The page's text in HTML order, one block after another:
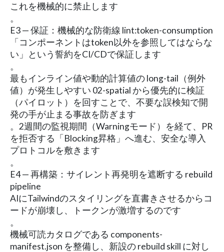
これを機械的に禁止します
。
E3 — 保証：機械的な防衛線 lint:token-consumption
「コンポーネントはtoken以外を参照してはならな
い」という誓約をCI/CDで保証します
。
最もインライン値や動的計算値の long-tail（例外
値）が発生しやすい 02-spatial から優先的に検証
（パイロット）を回すことで、不要な誤検知で開
発の手が止まる事故を防ぎます
。2週間の監視期間（Warningモード）を経て、PR
を拒否する「Blocking昇格」へ進む、安全な導入
プロトコルを敷きます
。
E4 — 再構築：サイレント再発明を遮断する rebuild
pipeline
AIにTailwindのスタイリングを直書きさせるからコ
ードが崩壊し、トークンが激増するのです
。
機械可読カタログである components-
manifest.json を整備し、新設の rebuild skill に対し